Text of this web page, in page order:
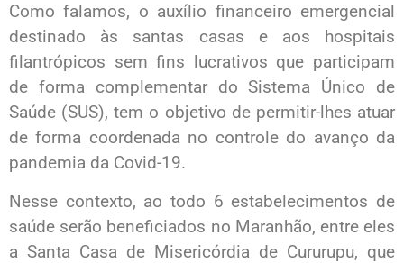
Como falamos, o auxílio financeiro emergencial
destinado às santas casas e aos hospitais
filantrópicos sem fins lucrativos que participam
de forma complementar do Sistema Único de
Saúde (SUS), tem o objetivo de permitir-lhes atuar
de forma coordenada no controle do avanço da
pandemia da Covid-19.
Nesse contexto, ao todo 6 estabelecimentos de
saúde serão beneficiados no Maranhão, entre eles
a Santa Casa de Misericórdia de Cururupu, que